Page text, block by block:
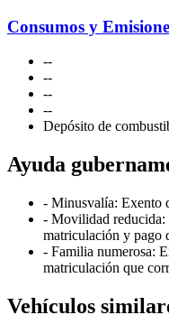
Consumos y
--
--
--
--
Depósito de
Ayuda
- Minusvalía: Exento
- Movilidad reducida:
matriculación y pago
- Familia numerosa:
matriculación que
Vehículos